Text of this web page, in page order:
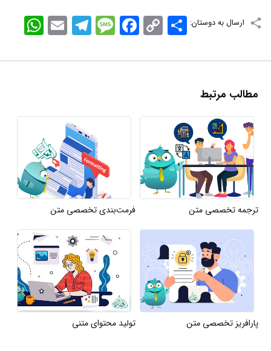
ارسال به دوستان: WhatsApp EmailTelegramMessageFacebook Copy
Link
اشتراک
مطالب مرتبط
ترجمه تخصصی متن فرمت‌بندی تخصصی متن
پارافریز تخصصی متن تولید محتوای متنی